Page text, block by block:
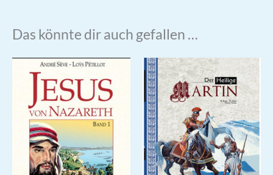
Das könnte dir auch gefallen …